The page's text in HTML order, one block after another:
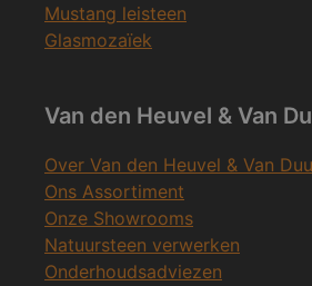
Mustang leisteen
Glasmozaïek
Van den Heuvel & Van
Over Van den Heuvel & Van
Ons Assortiment
Onze Showrooms
Natuursteen verwerken
Onderhoudsadviezen